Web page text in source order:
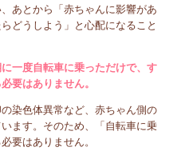
あとから「赤ちゃんに影響があ
どうしよう」と心配になること
一度自転車に乗っただけで、す
要はありません。
染色体異常など、赤ちゃん側の
ます。そのため、「自転車に乗
要はありません。